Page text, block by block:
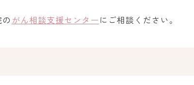
がん相談支援センターにご相談ください。